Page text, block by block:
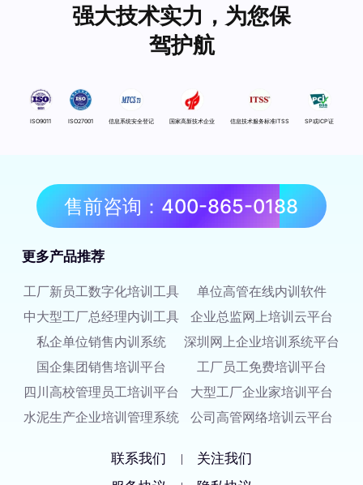
强大技术实力，为您保
驾护航
ISO9011 ISO27001 信息系统安全登记 国家高新技术企业 信息技术服务标准ITSS SP或ICP证
售前咨询：400-865-0188
更多产品推荐
工厂新员工数字化培训工具
单位高管在线内训软件
中大型工厂总经理内训工具
企业总监网上培训云平台
私企单位销售内训系统
深圳网上企业培训系统平台
国企集团销售培训平台
工厂员工免费培训平台
四川高校管理员工培训平台
大型工厂企业家培训平台
水泥生产企业培训管理系统
公司高管网络培训云平台
联系我们 |
关注我们